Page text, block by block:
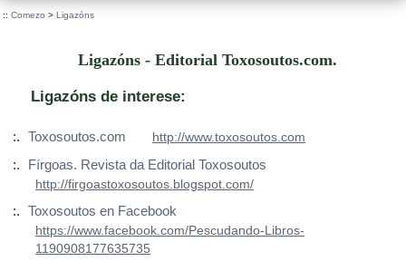
:: Comezo > Ligazóns
Ligazóns - Editorial Toxosoutos.com.
Ligazóns de interese:
:. Toxosoutos.com
http://www.toxosoutos.com
:.
Fírgoas. Revista da Editorial Toxosoutos
http://firgoastoxosoutos.blogspot.com/
:.
Toxosoutos en Facebook
https://www.facebook.com/Pescudando-Libros-
1190908177635735